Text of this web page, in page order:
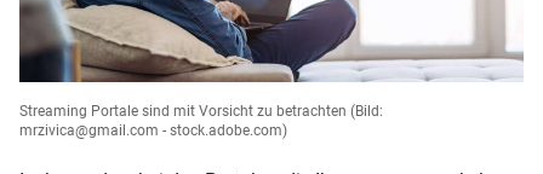
Streaming Portale sind mit Vorsicht zu betrachten (Bild:
mrzivica@gmail.com - stock.adobe.com)